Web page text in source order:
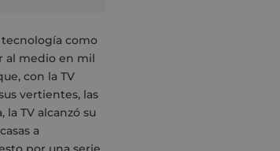
como
al medio en mil
con la TV
vertientes, las
la TV alcanzó su
a